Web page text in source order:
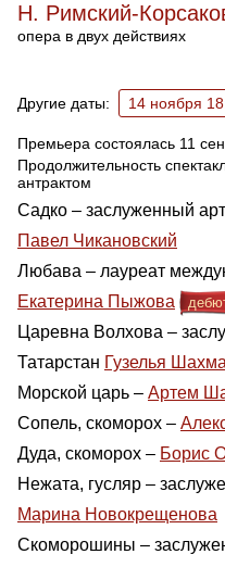
Н. Римский-
опера в двух действиях
Другие даты: 14 ноября
Премьера состоялась 11
Продолжительность
антрактом
Садко – заслуженный
Павел Чикановский
Любава – лауреат
Екатерина Пыжова
Царевна Волхова –
Татарстан Гузелья
Морской царь – Артем
Сопель, скоморох –
Дуда, скоморох – Борис
Нежата, гусляр –
Марина Новокрещенова
Скоморошины –